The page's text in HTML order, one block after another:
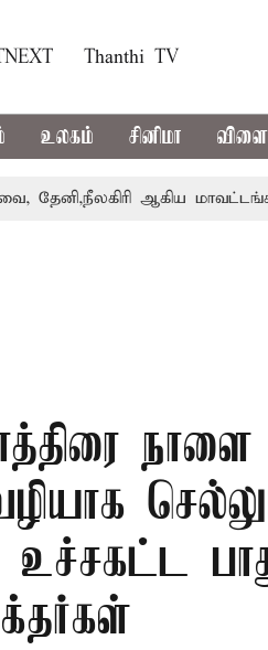
Thanthi TV
உலகம் சினிமா
ஆகிய மாவட்டங்களுக்கு